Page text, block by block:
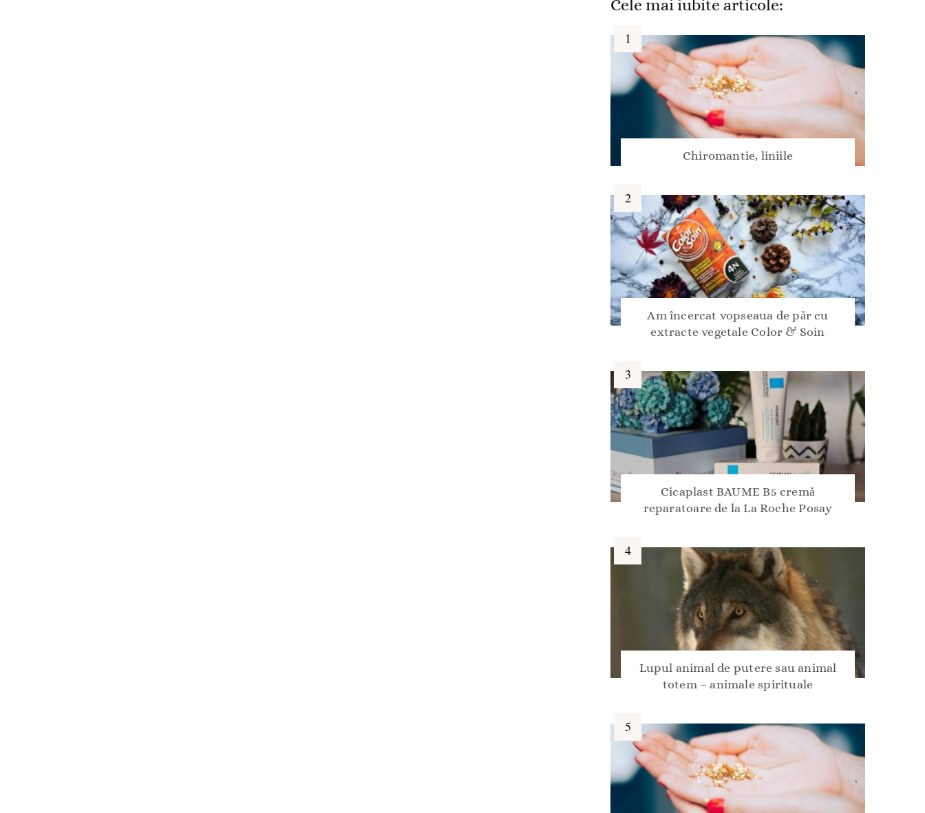
Cele mai iubite articole:
Chiromantie, liniile
Am încercat vopseaua de păr cu
extracte vegetale Color & Soin
Cicaplast BAUME B5 cremă
reparatoare de la La Roche Posay
Lupul animal de putere sau animal
totem – animale spirituale